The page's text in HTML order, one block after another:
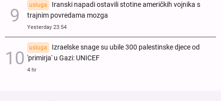
usluga
Iranski napadi ostavili stotine američkih vojnika s
trajnim povredama mozga
Yesterday 23:54
usluga
Izraelske snage su ubile 300 palestinske djece od
'primirja' u Gazi: UNICEF
4 hr